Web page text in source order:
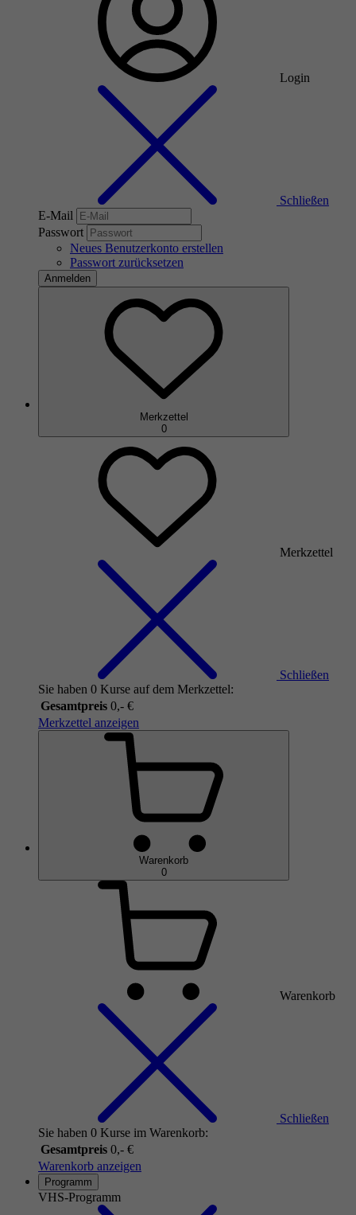
Login
Schließen
E-Mail
Passwort
Neues Benutzerkonto erstellen
Passwort zurücksetzen
Anmelden
Merkzettel
0
Merkzettel
Schließen
Sie haben 0 Kurse auf dem Merkzettel:
Gesamtpreis 0,- €
Merkzettel anzeigen
Warenkorb
0
Warenkorb
Schließen
Sie haben 0 Kurse im Warenkorb:
Gesamtpreis 0,- €
Warenkorb anzeigen
Programm
VHS-Programm